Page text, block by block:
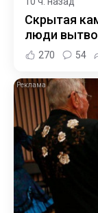
Скрытая
люди
270 54